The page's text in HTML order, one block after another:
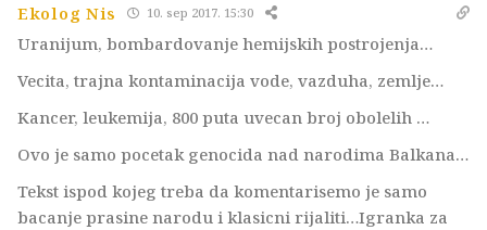
Ekolog Nis 10. sep 2017. 15:30
Uranijum, bombardovanje hemijskih postrojenja…
Vecita, trajna kontaminacija vode, vazduha, zemlje…
Kancer, leukemija, 800 puta uvecan broj obolelih …
Ovo je samo pocetak genocida nad narodima Balkana…
Tekst ispod kojeg treba da komentarisemo je samo
bacanje prasine narodu i klasicni rijaliti…Igranka za